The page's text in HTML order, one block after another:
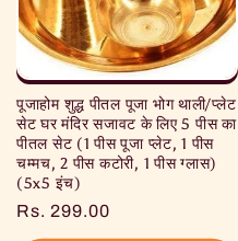
पूजाहोम शुद्ध पीतल पूजा भोग थाली/प्लेट
सेट घर मंदिर सजावट के लिए 5 पीस का
पीतल सेट (1 पीस पूजा प्लेट, 1 पीस
चम्मच, 2 पीस कटोरी, 1 पीस ग्लास)
(5x5 इंच)
नियमित
रूप
Rs. 299.00